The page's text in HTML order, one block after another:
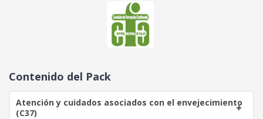
g
u
Contenido del Pack
Atención y cuidados asociados con el envejecimiento
(C37)